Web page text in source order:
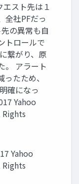
スト先は１
全社PFだっ
の異常も自
トロールで
繋がり、原
。 アラート
たため、
確になっ
Yahoo
Yahoo